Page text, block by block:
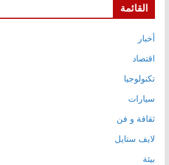
القائمة
أخبار
اقتصاد
تكنولوجيا
سيارات
ثقافة و فن
لايف ستايل
بيئة